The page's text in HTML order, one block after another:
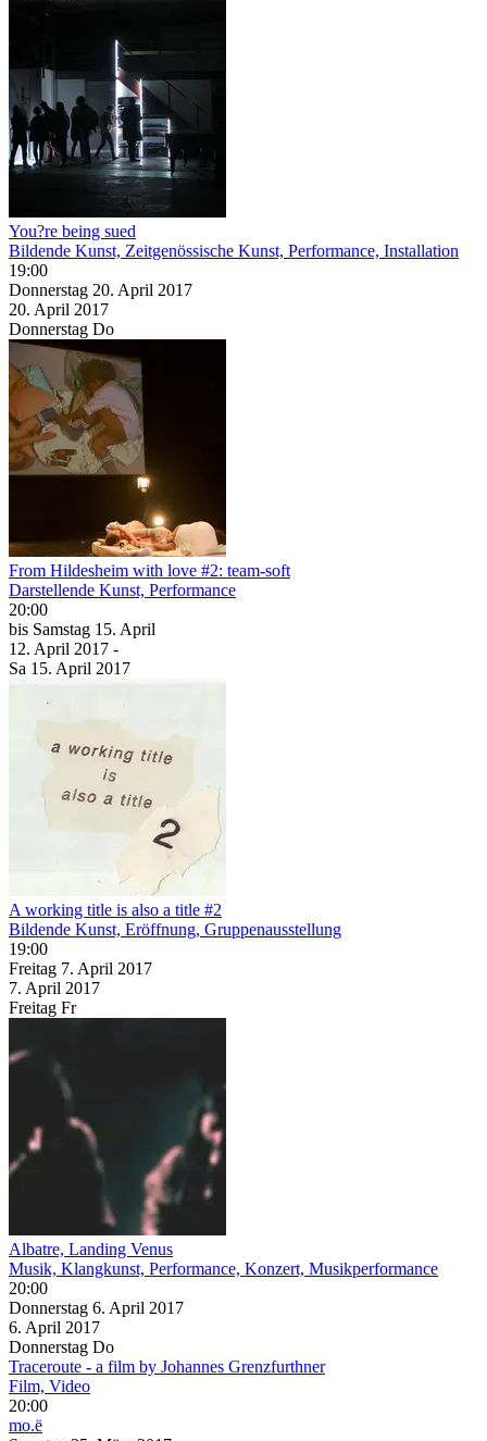
You?re being sued
Bildende Kunst, Zeitgenössische Kunst, Performance, Installation
19:00
Donnerstag 20. April 2017
20. April 2017
Donnerstag Do
From Hildesheim with love #2: team-soft
Darstellende Kunst, Performance
20:00
bis Samstag 15. April
12. April 2017 -
Sa 15. April 2017
A working title is also a title #2
Bildende Kunst, Eröffnung, Gruppenausstellung
19:00
Freitag 7. April 2017
7. April 2017
Freitag Fr
Albatre, Landing Venus
Musik, Klangkunst, Performance, Konzert, Musikperformance
20:00
Donnerstag 6. April 2017
6. April 2017
Donnerstag Do
Traceroute - a film by Johannes Grenzfurthner
Film, Video
20:00
mo.ë